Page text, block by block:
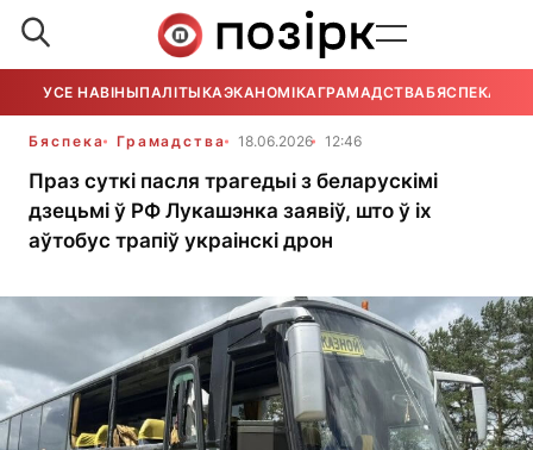
УСЕ НАВІНЫПАЛІТЫКАЭКАНОМІКАГРАМАДСТВАБЯСПЕКА
Бяспека Грамадства 18.06.2026 12:46
Праз суткі пасля трагедыі з беларускімі
дзецьмі ў РФ Лукашэнка заявіў, што ў іх
аўтобус трапіў украінскі дрон